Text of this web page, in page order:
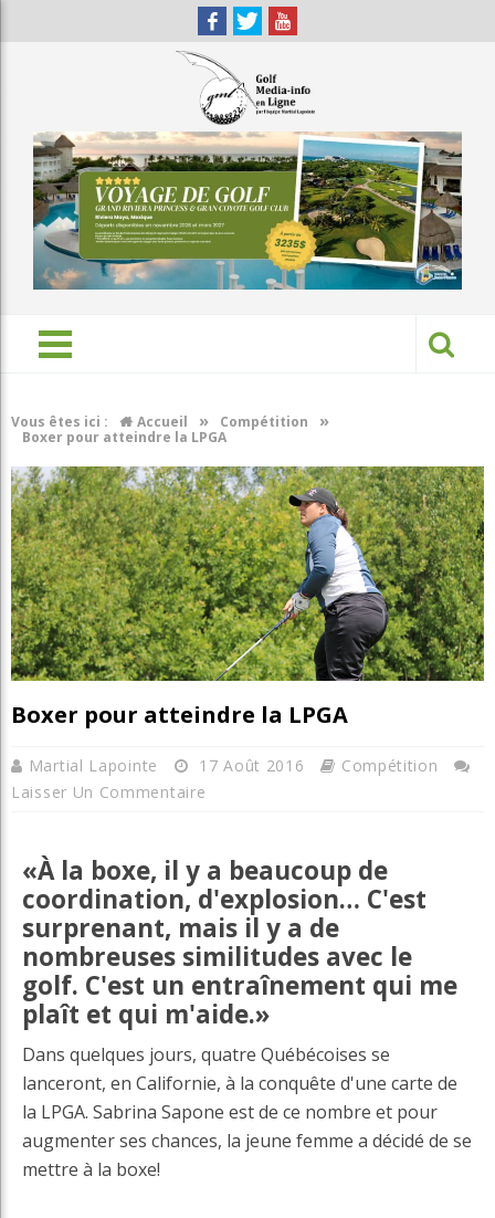
Vous êtes ici : Accueil » Compétition »
Boxer pour atteindre la LPGA
Boxer pour atteindre la LPGA
Martial Lapointe 17 Août 2016
Compétition
Laisser Un Commentaire
«À la boxe, il y a beaucoup de
coordination, d'explosion… C'est
surprenant, mais il y a de
nombreuses similitudes avec le
golf. C'est un entraînement qui me
plaît et qui m'aide.»
Dans quelques jours, quatre Québécoises se
lanceront, en Californie, à la conquête d'une carte de
la LPGA. Sabrina Sapone est de ce nombre et pour
augmenter ses chances, la jeune femme a décidé de se
mettre à la boxe!